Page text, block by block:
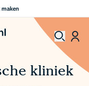
kliniek